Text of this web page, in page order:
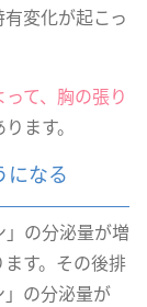
変化が起こっ
て、胸の張り
ます。
になる
の分泌量が増
す。その後排
の分泌量が